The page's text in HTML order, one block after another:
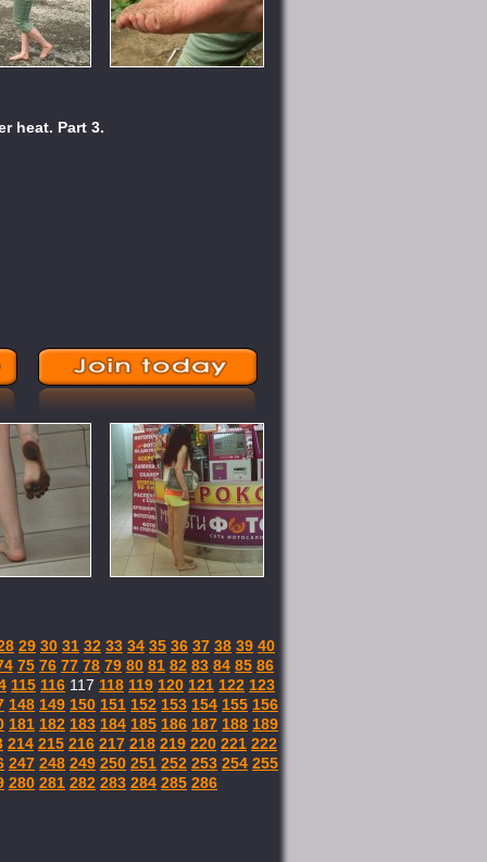
heat. Part 3.
29 30 31 32 33 34 35 36 37 38 39 40
75 76 77 78 79 80 81 82 83 84 85 86
115 116 117 118 119 120 121 122 123
148 149 150 151 152 153 154 155 156
181 182 183 184 185 186 187 188 189
214 215 216 217 218 219 220 221 222
247 248 249 250 251 252 253 254 255
280 281 282 283 284 285 286